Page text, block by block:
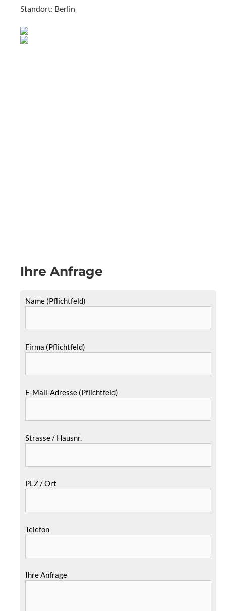
Standort: Berlin
Ihre Anfrage
Name (Pflichtfeld)
Firma (Pflichtfeld)
E-Mail-Adresse (Pflichtfeld)
Strasse / Hausnr.
PLZ / Ort
Telefon
Ihre Anfrage